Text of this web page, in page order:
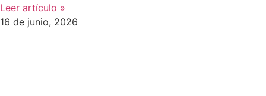
Leer artículo »
16 de junio, 2026